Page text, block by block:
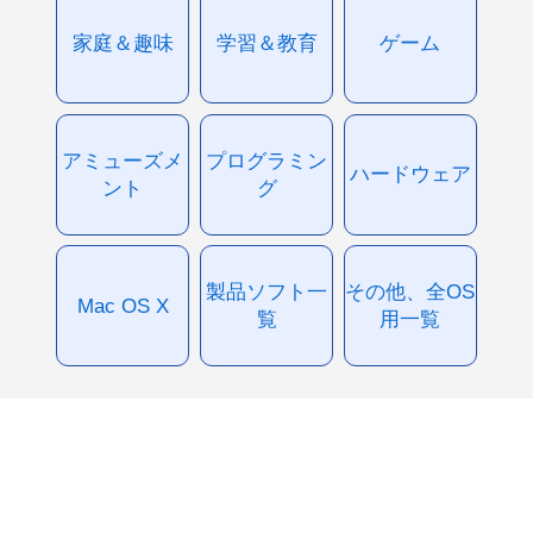
家庭＆趣味 学習＆教育 ゲーム
アミューズメ
ント
プログラミン
グ
ハードウェア
Mac OS X
製品ソフト一
覧
その他、全OS
用一覧